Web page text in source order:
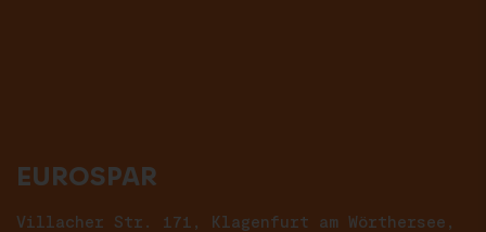
EUROSPAR
Villacher Str. 171, Klagenfurt am Wörthersee,